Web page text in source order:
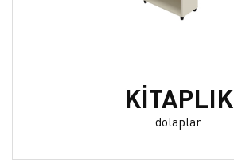
KİTAPLIK
dolaplar